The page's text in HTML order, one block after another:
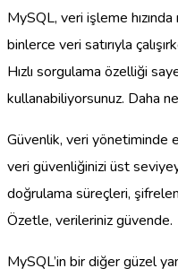
MySQL, veri işleme
binlerce veri satırıyla
Hızlı sorgulama özelliği
kullanabiliyorsunuz. Daha
Güvenlik, veri yönetiminde
veri güvenliğinizi üst
doğrulama süreçleri,
Özetle, verileriniz güvende.
MySQL’in bir diğer güzel